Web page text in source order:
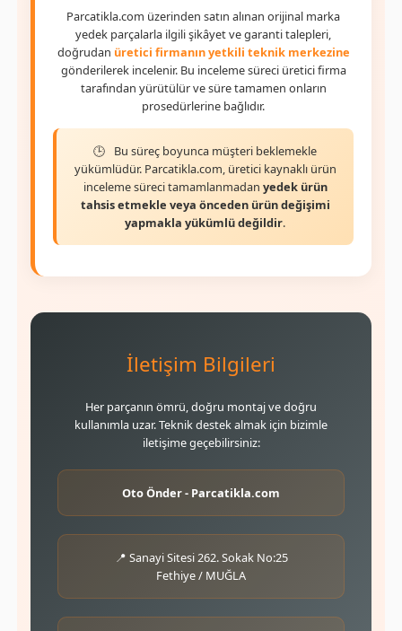
Parcatikla.com üzerinden satın alınan orijinal marka
yedek parçalarla ilgili şikâyet ve garanti talepleri,
doğrudan üretici firmanın yetkili teknik merkezine
gönderilerek incelenir. Bu inceleme süreci üretici firma
tarafından yürütülür ve süre tamamen onların
prosedürlerine bağlıdır.
Bu süreç boyunca müşteri beklemekle
yükümlüdür. Parcatikla.com, üretici kaynaklı ürün
inceleme süreci tamamlanmadan yedek ürün
tahsis etmekle veya önceden ürün değişimi
yapmakla yükümlü değildir.
İletişim Bilgileri
Her parçanın ömrü, doğru montaj ve doğru
kullanımla uzar. Teknik destek almak için bizimle
iletişime geçebilirsiniz:
Oto Önder - Parcatikla.com
📍 Sanayi Sitesi 262. Sokak No:25
Fethiye / MUĞLA